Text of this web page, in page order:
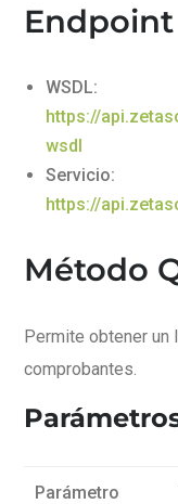
WSDL:
https://
wsdl
Servicio:
https://
Método
Permite obtener un
comprobantes.
Parámetro